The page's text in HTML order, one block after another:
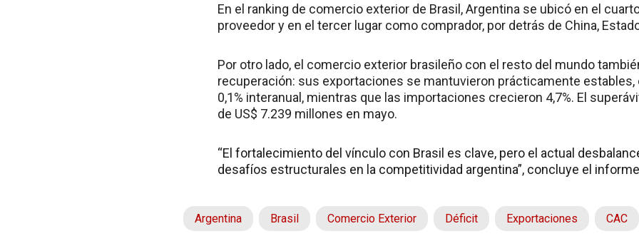
En el ranking de comercio exterior de Brasil, Argentina se ubicó en el
proveedor y en el tercer lugar como comprador, por detrás de China,
Por otro lado, el comercio exterior brasileño con el resto del mundo
recuperación: sus exportaciones se mantuvieron prácticamente estables,
0,1% interanual, mientras que las importaciones crecieron 4,7%. El
de US$ 7.239 millones en mayo.
“El fortalecimiento del vínculo con Brasil es clave, pero el actual
desafíos estructurales en la competitividad argentina”, concluye el informe
Argentina Brasil Comercio Exterior Déficit Exportaciones CAC